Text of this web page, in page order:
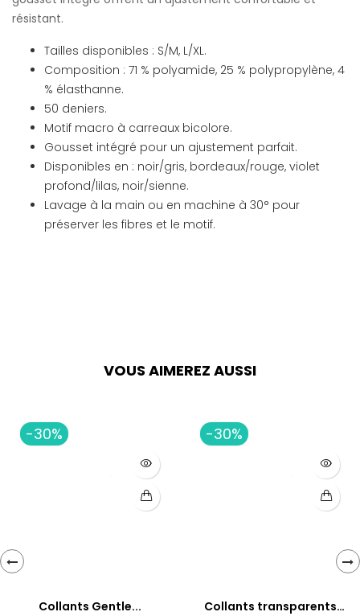
résistant.
Tailles disponibles : S/M, L/XL.
Composition : 71 % polyamide, 25 % polypropylène, 4
% élasthanne.
50 deniers.
Motif macro à carreaux bicolore.
Gousset intégré pour un ajustement parfait.
Disponibles en : noir/gris, bordeaux/rouge, violet
profond/lilas, noir/sienne.
Lavage à la main ou en machine à 30° pour
préserver les fibres et le motif.
VOUS AIMEREZ AUSSI
-30%
Collants Gentle...
-30%
Collants transparents